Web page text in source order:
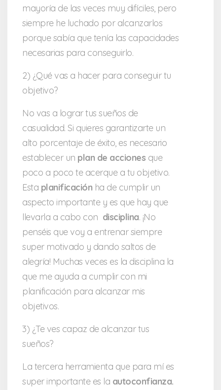
mayoría de las veces muy difíciles, pero
siempre he luchado por alcanzarlos
porque sabía que tenía las capacidades
necesarias para conseguirlo.
2) ¿Qué vas a hacer para conseguir tu
objetivo?
No vas a lograr tus sueños de
casualidad. Si quieres garantizarte un
alto porcentaje de éxito, es necesario
establecer un plan de acciones que
poco a poco te acerque a tu objetivo.
Esta planificación ha de cumplir un
aspecto importante y es que hay que
llevarla a cabo con disciplina. ¡No
penséis que voy a entrenar siempre
super motivado y dando saltos de
alegría! Muchas veces es la disciplina la
que me ayuda a cumplir con mi
planificación para alcanzar mis
objetivos.
3) ¿Te ves capaz de alcanzar tus
sueños?
La tercera herramienta que para mí es
super importante es la autoconfianza.